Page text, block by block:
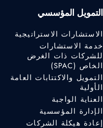
التمويل المؤسسي
الاستشارات الاستراتيجية
خدمة الاستشارات
للشركات ذات الغرض
الخاص (SPAC)
التمويل والاكتتابات العامة
الأولية
العناية الواجبة
الإدارة المؤسسية
إعادة هيكلة الشركات